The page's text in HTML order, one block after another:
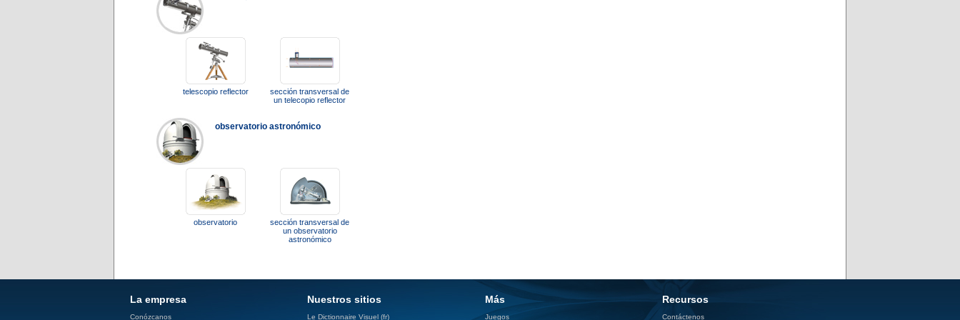
telescopio reflector
sección transversal de
un telecopio reflector
observatorio astronómico
observatorio
sección transversal de
un observatorio
astronómico
La empresa
Conózcanos
Nuestros sitios
Le Dictionnaire Visuel (fr)
Más
Juegos
Recursos
Contáctenos